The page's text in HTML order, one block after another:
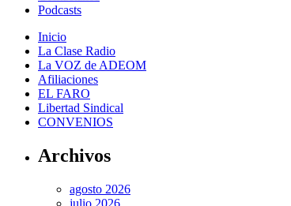
Podcasts
Inicio
La Clase Radio
La VOZ de ADEOM
Afiliaciones
EL FARO
Libertad Sindical
CONVENIOS
Archivos
agosto 2026